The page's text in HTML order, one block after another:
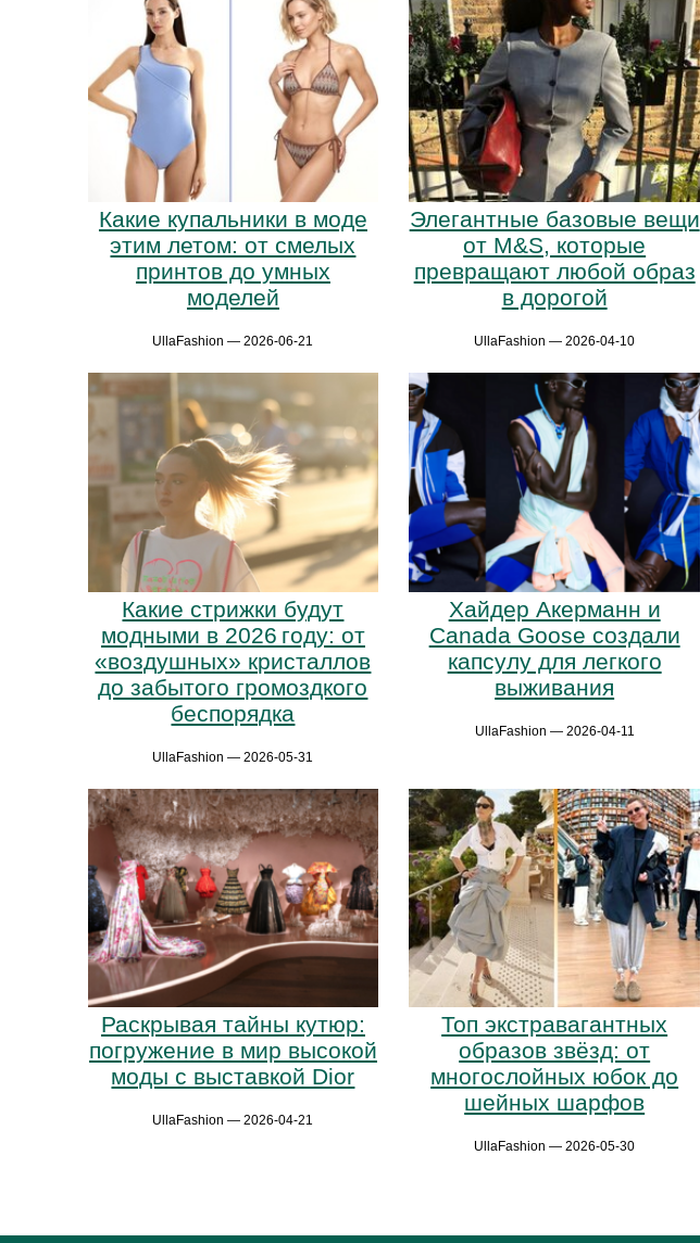
Какие купальники в моде
этим летом: от смелых
принтов до умных
моделей
UllaFashion — 2026-06-21
Элегантные базовые вещи
от M&S, которые
превращают любой образ
в дорогой
UllaFashion — 2026-04-10
Какие стрижки будут
модными в 2026 году: от
«воздушных» кристаллов
до забытого громоздкого
беспорядка
UllaFashion — 2026-05-31
Хайдер Акерманн и
Canada Goose создали
капсулу для легкого
выживания
UllaFashion — 2026-04-11
Раскрывая тайны кутюр:
погружение в мир высокой
моды с выставкой Dior
UllaFashion — 2026-04-21
Топ экстравагантных
образов звёзд: от
многослойных юбок до
шейных шарфов
UllaFashion — 2026-05-30